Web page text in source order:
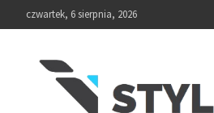
to
czwartek, 6 sierpnia, 2026